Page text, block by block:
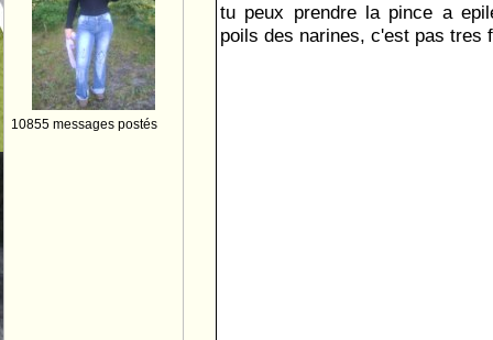
10855 messages postés
tu peux prendre la pince a
poils des narines, c'est pas tres